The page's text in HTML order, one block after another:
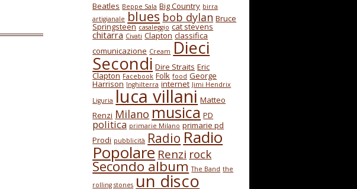
Beatles Beppe Sala Big Country birra
artigianale blues bob dylan Bruce
Springsteen casaleggio cat stevens
chitarra Civati Clapton classifica
comunicazione Cream Dieci
Secondi Dire Straits Eric
Clapton Facebook Folk food George
Harrison Inghilterra internet Jimi Hendrix
Liguria luca villani Matteo
Renzi Milano musica PD
politica primarie Milano primarie pd
Prodi pubblicità RadioRadio
Popolare Renzi rock
Secondo album The Band the
rolling stones un disco